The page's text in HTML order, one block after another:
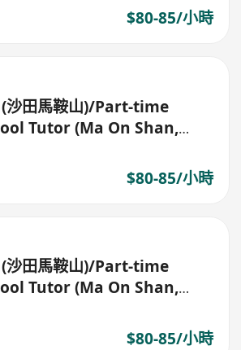
$80-85/小時
(沙田馬鞍山)/Part-time
Tutor (Ma On Shan,
$80-85/小時
(沙田馬鞍山)/Part-time
Tutor (Ma On Shan,
$80-85/小時